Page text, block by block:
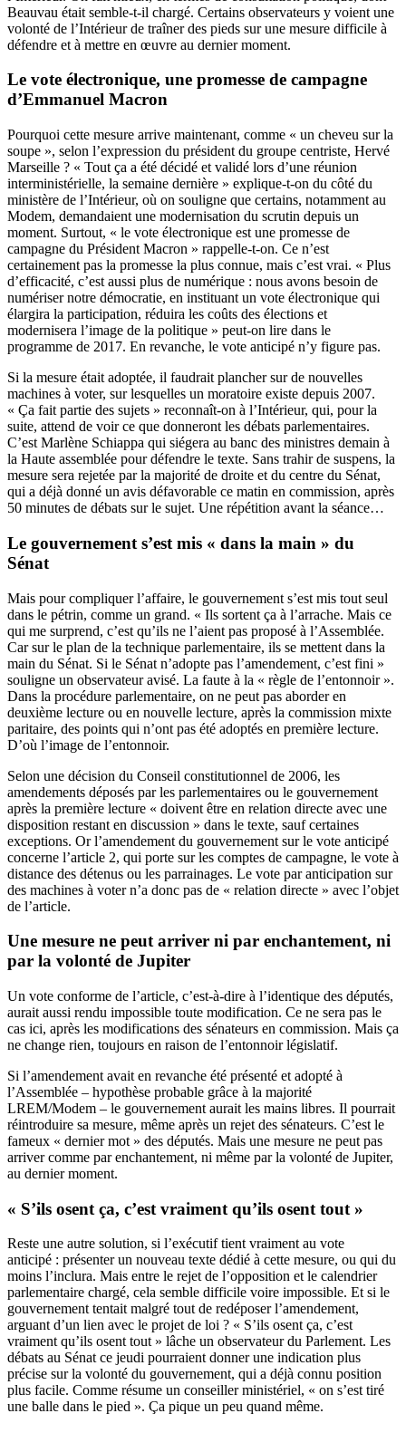
Beauvau était semble-t-il chargé. Certains observateurs y voient une
volonté de l’Intérieur de traîner des pieds sur une mesure difficile à
défendre et à mettre en œuvre au dernier moment.
Le vote électronique, une promesse de campagne
d’Emmanuel Macron
Pourquoi cette mesure arrive maintenant, comme « un cheveu sur la
soupe », selon l’expression du président du groupe centriste, Hervé
Marseille ? « Tout ça a été décidé et validé lors d’une réunion
interministérielle, la semaine dernière » explique-t-on du côté du
ministère de l’Intérieur, où on souligne que certains, notamment au
Modem, demandaient une modernisation du scrutin depuis un
moment. Surtout, « le vote électronique est une promesse de
campagne du Président Macron » rappelle-t-on. Ce n’est
certainement pas la promesse la plus connue, mais c’est vrai. « Plus
d’efficacité, c’est aussi plus de numérique : nous avons besoin de
numériser notre démocratie, en instituant un vote électronique qui
élargira la participation, réduira les coûts des élections et
modernisera l’image de la politique » peut-on lire dans le
programme de 2017. En revanche, le vote anticipé n’y figure pas.
Si la mesure était adoptée, il faudrait plancher sur de nouvelles
machines à voter, sur lesquelles un moratoire existe depuis 2007.
« Ça fait partie des sujets » reconnaît-on à l’Intérieur, qui, pour la
suite, attend de voir ce que donneront les débats parlementaires.
C’est Marlène Schiappa qui siégera au banc des ministres demain à
la Haute assemblée pour défendre le texte. Sans trahir de suspens, la
mesure sera rejetée par la majorité de droite et du centre du Sénat,
qui a déjà donné un avis défavorable ce matin en commission, après
50 minutes de débats sur le sujet. Une répétition avant la séance…
Le gouvernement s’est mis « dans la main » du
Sénat
Mais pour compliquer l’affaire, le gouvernement s’est mis tout seul
dans le pétrin, comme un grand. « Ils sortent ça à l’arrache. Mais ce
qui me surprend, c’est qu’ils ne l’aient pas proposé à l’Assemblée.
Car sur le plan de la technique parlementaire, ils se mettent dans la
main du Sénat. Si le Sénat n’adopte pas l’amendement, c’est fini »
souligne un observateur avisé. La faute à la « règle de l’entonnoir ».
Dans la procédure parlementaire, on ne peut pas aborder en
deuxième lecture ou en nouvelle lecture, après la commission mixte
paritaire, des points qui n’ont pas été adoptés en première lecture.
D’où l’image de l’entonnoir.
Selon une décision du Conseil constitutionnel de 2006, les
amendements déposés par les parlementaires ou le gouvernement
après la première lecture « doivent être en relation directe avec une
disposition restant en discussion » dans le texte, sauf certaines
exceptions. Or l’amendement du gouvernement sur le vote anticipé
concerne l’article 2, qui porte sur les comptes de campagne, le vote à
distance des détenus ou les parrainages. Le vote par anticipation sur
des machines à voter n’a donc pas de « relation directe » avec l’objet
de l’article.
Une mesure ne peut arriver ni par enchantement, ni
par la volonté de Jupiter
Un vote conforme de l’article, c’est-à-dire à l’identique des députés,
aurait aussi rendu impossible toute modification. Ce ne sera pas le
cas ici, après les modifications des sénateurs en commission. Mais ça
ne change rien, toujours en raison de l’entonnoir législatif.
Si l’amendement avait en revanche été présenté et adopté à
l’Assemblée – hypothèse probable grâce à la majorité
LREM/Modem – le gouvernement aurait les mains libres. Il pourrait
réintroduire sa mesure, même après un rejet des sénateurs. C’est le
fameux « dernier mot » des députés. Mais une mesure ne peut pas
arriver comme par enchantement, ni même par la volonté de Jupiter,
au dernier moment.
« S’ils osent ça, c’est vraiment qu’ils osent tout »
Reste une autre solution, si l’exécutif tient vraiment au vote
anticipé : présenter un nouveau texte dédié à cette mesure, ou qui du
moins l’inclura. Mais entre le rejet de l’opposition et le calendrier
parlementaire chargé, cela semble difficile voire impossible. Et si le
gouvernement tentait malgré tout de redéposer l’amendement,
arguant d’un lien avec le projet de loi ? « S’ils osent ça, c’est
vraiment qu’ils osent tout » lâche un observateur du Parlement. Les
débats au Sénat ce jeudi pourraient donner une indication plus
précise sur la volonté du gouvernement, qui a déjà connu position
plus facile. Comme résume un conseiller ministériel, « on s’est tiré
une balle dans le pied ». Ça pique un peu quand même.